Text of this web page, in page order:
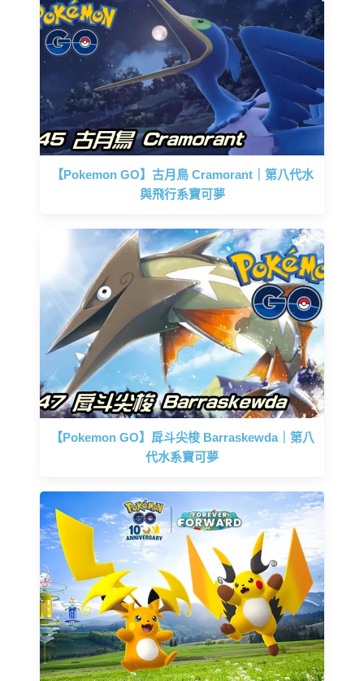
【Pokemon GO】古月鳥 Cramorant｜第八代水
與飛行系寶可夢
【Pokemon GO】戽斗尖梭 Barraskewda｜第八
代水系寶可夢